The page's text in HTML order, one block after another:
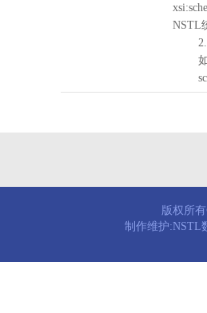
NSTL
2.
如需
版权所
制作维护:NSTL